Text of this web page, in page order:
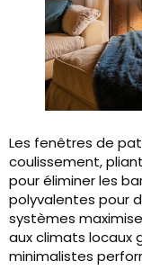
Les fenêtres de
coulissement,
pour éliminer les
polyvalentes pour
systèmes
aux climats locaux
minimalistes